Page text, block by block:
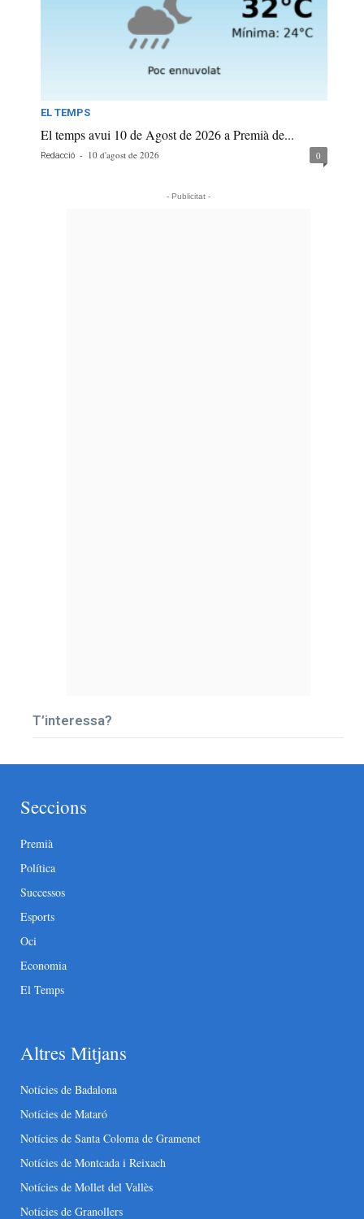
EL TEMPS
El temps avui 10 de Agost de 2026 a Premià de...
Redacció - 10 d'agost de 2026 0
- Publicitat -
T’interessa?
Seccions
Premià
Política
Successos
Esports
Oci
Economia
El Temps
Altres Mitjans
Notícies de Badalona
Notícies de Mataró
Notícies de Santa Coloma de Gramenet
Notícies de Montcada i Reixach
Notícies de Mollet del Vallès
Notícies de Granollers